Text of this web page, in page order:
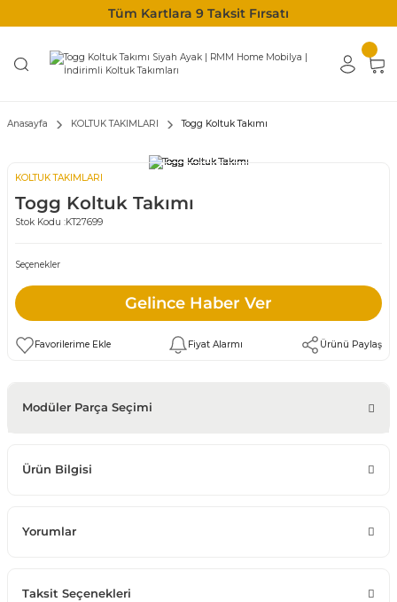
Tüm Kartlara 9 Taksit Fırsatı
Anasayfa KOLTUK TAKIMLARI Togg Koltuk Takımı
KOLTUK TAKIMLARI
Togg Koltuk Takımı
Stok Kodu :KT27699
Seçenekler
Gelince Haber Ver
Fiyat Alarmı Ürünü Paylaş
Modüler Parça Seçimi
Ürün Bilgisi
Yorumlar
Taksit Seçenekleri